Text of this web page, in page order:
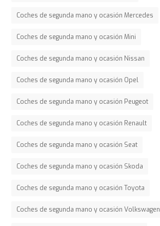
Coches de segunda mano y ocasión Mercedes
Coches de segunda mano y ocasión Mini
Coches de segunda mano y ocasión Nissan
Coches de segunda mano y ocasión Opel
Coches de segunda mano y ocasión Peugeot
Coches de segunda mano y ocasión Renault
Coches de segunda mano y ocasión Seat
Coches de segunda mano y ocasión Skoda
Coches de segunda mano y ocasión Toyota
Coches de segunda mano y ocasión Volkswagen